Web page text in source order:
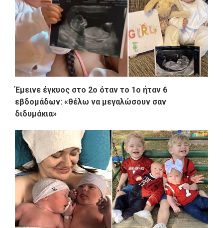
Έμεινε έγκυος στο 2ο όταν το 1ο ήταν 6
εβδομάδων: «θέλω να μεγαλώσουν σαν
διδυμάκια»